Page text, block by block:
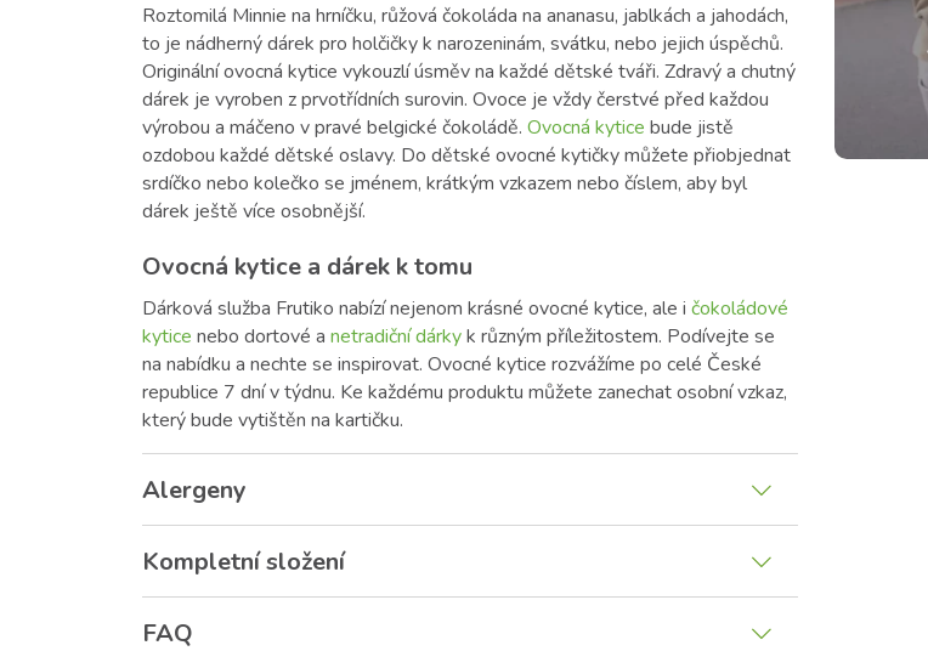
Roztomilá Minnie na hrníčku, růžová čokoláda na ananasu, jablkách a jahodách,
to je nádherný dárek pro holčičky k narozeninám, svátku, nebo jejich úspěchů.
Originální ovocná kytice vykouzlí úsměv na každé dětské tváři. Zdravý a chutný
dárek je vyroben z prvotřídních surovin. Ovoce je vždy čerstvé před každou
výrobou a máčeno v pravé belgické čokoládě. Ovocná kytice bude jistě
ozdobou každé dětské oslavy. Do dětské ovocné kytičky můžete přiobjednat
srdíčko nebo kolečko se jménem, krátkým vzkazem nebo číslem, aby byl
dárek ještě více osobnější.
Ovocná kytice a dárek k tomu
Dárková služba Frutiko nabízí nejenom krásné ovocné kytice, ale i čokoládové
kytice nebo dortové a netradiční dárkyk různým příležitostem. Podívejte se
na nabídku a nechte se inspirovat. Ovocné kytice rozvážíme po celé České
republice 7 dní v týdnu. Ke každému produktu můžete zanechat osobní vzkaz,
který bude vytištěn na kartičku.
Alergeny
Kompletní složení
FAQ